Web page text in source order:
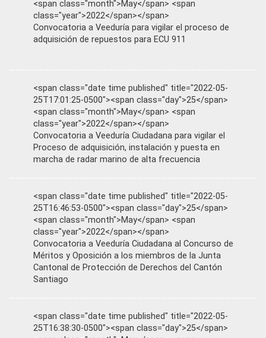
<span class="month">May</span> <span
class="year">2022</span></span>
Convocatoria a Veeduría para vigilar el proceso de
adquisición de repuestos para ECU 911
<span class="date time published" title="2022-05-
25T17:01:25-0500"><span class="day">25</span>
<span class="month">May</span> <span
class="year">2022</span></span>
Convocatoria a Veeduría Ciudadana para vigilar el
Proceso de adquisición, instalación y puesta en
marcha de radar marino de alta frecuencia
<span class="date time published" title="2022-05-
25T16:46:53-0500"><span class="day">25</span>
<span class="month">May</span> <span
class="year">2022</span></span>
Convocatoria a Veeduría Ciudadana al Concurso de
Méritos y Oposición a los miembros de la Junta
Cantonal de Protección de Derechos del Cantón
Santiago
<span class="date time published" title="2022-05-
25T16:38:30-0500"><span class="day">25</span>